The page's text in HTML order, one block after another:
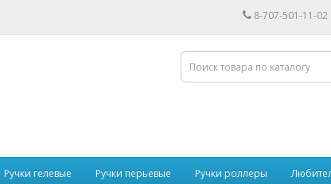
8-707-501-11-02
Ручки гелевые Ручки перьевые Ручки роллеры